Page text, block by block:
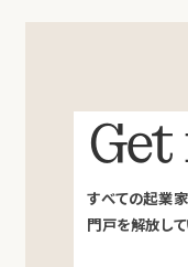
すべての起業家
門戸を解放して